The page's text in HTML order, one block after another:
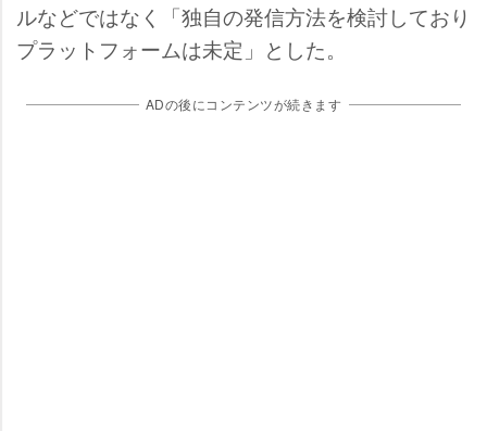
ルなどではなく「独自の発信方法を検討しており
プラットフォームは未定」とした。
ADの後にコンテンツが続きます